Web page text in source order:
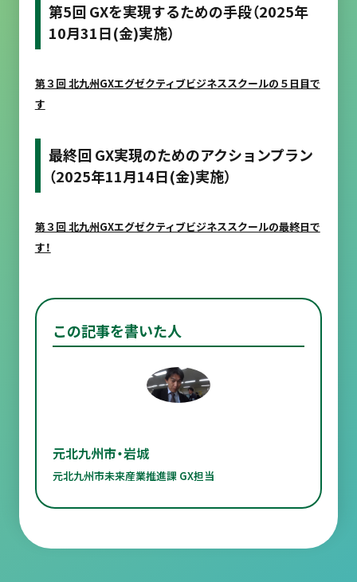
第5回 GXを実現するための手段（2025年
10月31日(金)実施）
第３回 北九州GXエグゼクティブビジネススクールの５日目で
す
最終回 GX実現のためのアクションプラン
（2025年11月14日(金)実施）
第３回 北九州GXエグゼクティブビジネススクールの最終日で
す！
この記事を書いた人
元北九州市・岩城
元北九州市未来産業推進課 GX担当